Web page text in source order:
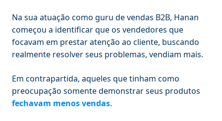
Na sua atuação como guru de vendas B2B, Hanan
começou a identificar que os vendedores que
focavam em prestar atenção ao cliente, buscando
realmente resolver seus problemas, vendiam mais.
Em contrapartida, aqueles que tinham como
preocupação somente demonstrar seus produtos
fechavam menos vendas.